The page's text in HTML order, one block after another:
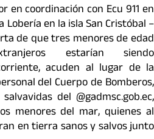
en coordinación con Ecu 911 en
Lobería en la isla San Cristóbal –
de que tres menores de edad
estarían siendo
acuden al lugar de la
del Cuerpo de Bomberos,
del @gadmsc.gob.ec,
menores del mar, quienes al
en tierra sanos y salvos junto